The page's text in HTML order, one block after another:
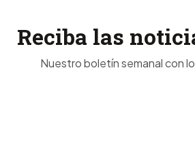
Reciba las
Nuestro boletín semanal con